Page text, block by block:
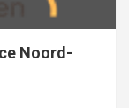
Noord-